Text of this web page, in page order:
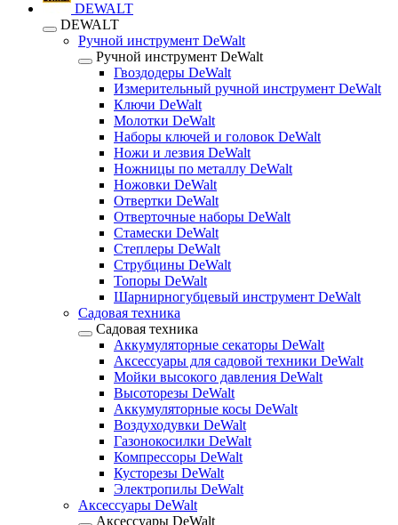
DEWALT
DEWALT
Ручной инструмент DeWalt
Ручной инструмент DeWalt
Гвоздодеры DeWalt
Измерительный ручной инструмент DeWalt
Ключи DeWalt
Молотки DeWalt
Наборы ключей и головок DeWalt
Ножи и лезвия DeWalt
Ножницы по металлу DeWalt
Ножовки DeWalt
Отвертки DeWalt
Отверточные наборы DeWalt
Стамески DeWalt
Степлеры DeWalt
Струбцины DeWalt
Топоры DeWalt
Шарнирногубцевый инструмент DeWalt
Садовая техника
Садовая техника
Аккумуляторные секаторы DeWalt
Аксессуары для садовой техники DeWalt
Мойки высокого давления DeWalt
Высоторезы DeWalt
Аккумуляторные косы DeWalt
Воздуходувки DeWalt
Газонокосилки DeWalt
Компрессоры DeWalt
Кусторезы DeWalt
Электропилы DeWalt
Аксессуары DeWalt
Аксессуары DeWalt